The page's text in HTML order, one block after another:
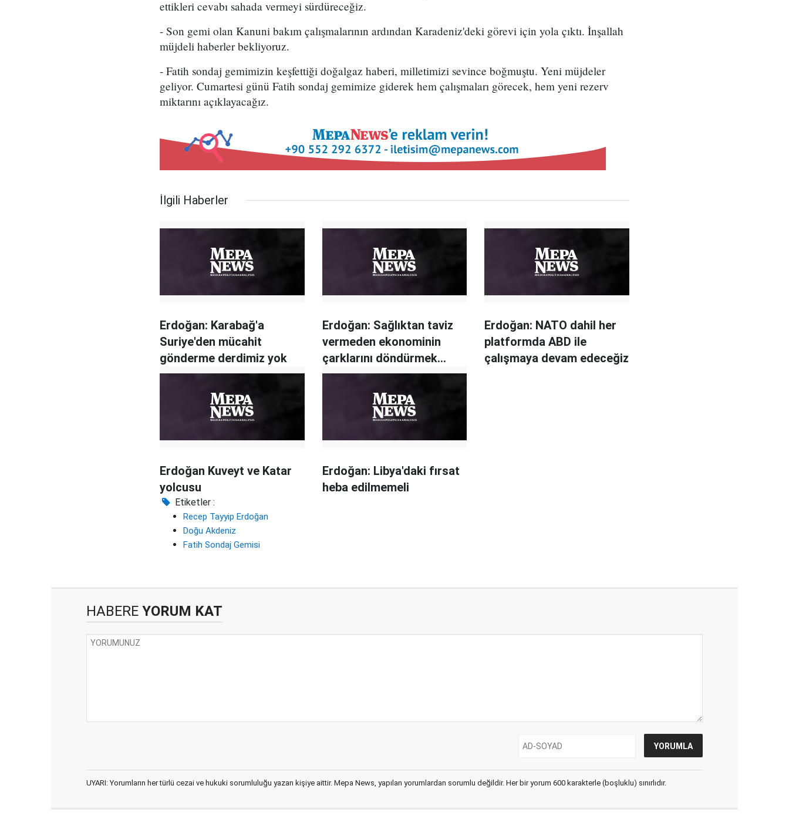
ettikleri cevabı sahada vermeyi sürdüreceğiz.
- Son gemi olan Kanuni bakım çalışmalarının ardından Karadeniz'deki görevi için yola çıktı. İnşallah
müjdeli haberler bekliyoruz.
- Fatih sondaj gemimizin keşfettiği doğalgaz haberi, milletimizi sevince boğmuştu. Yeni müjdeler
geliyor. Cumartesi günü Fatih sondaj gemimize giderek hem çalışmaları görecek, hem yeni rezerv
miktarını açıklayacağız.
İlgili Haberler
Erdoğan: Karabağ'a
Suriye'den mücahit
gönderme derdimiz yok
Erdoğan: Sağlıktan taviz
vermeden ekonominin
çarklarını döndürmek
gerekiyor
Erdoğan: NATO dahil her
platformda ABD ile
çalışmaya devam edeceğiz
Erdoğan Kuveyt ve Katar
yolcusu
Erdoğan: Libya'daki fırsat
heba edilmemeli
Etiketler :
Recep Tayyip Erdoğan
Doğu Akdeniz
Fatih Sondaj Gemisi
HABERE YORUM KAT
UYARI: Yorumların her türlü cezai ve hukuki sorumluluğu yazan kişiye aittir. Mepa News, yapılan yorumlardan sorumlu değildir. Her bir yorum 600 karakterle (boşluklu) sınırlıdır.